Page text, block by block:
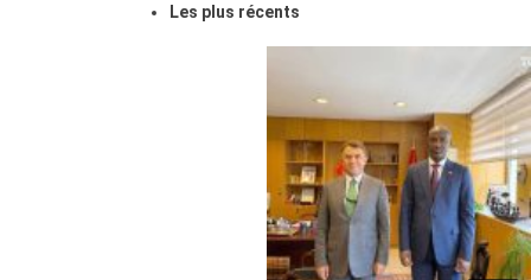
Les plus récents